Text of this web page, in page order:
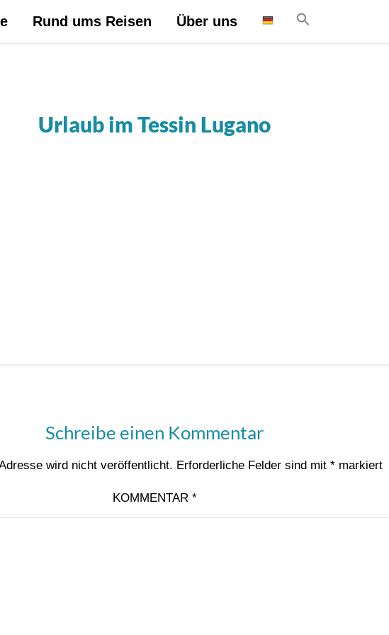
Rund ums Reisen Über uns
Urlaub im Tessin Lugano
Schreibe einen Kommentar
wird nicht veröffentlicht. Erforderliche Felder sind mit * markiert
KOMMENTAR *